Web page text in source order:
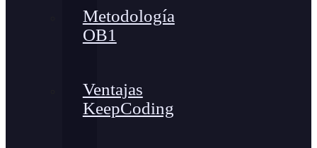
Metodología
OB1
Ventajas
KeepCoding